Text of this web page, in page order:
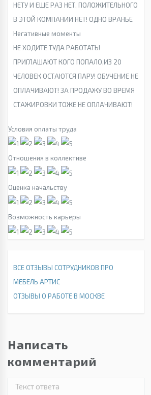
НЕТУ И ЕЩЕ РАЗ НЕТ, ПОЛОЖИТЕЛЬНОГО
В ЭТОЙ КОМПАНИИ НЕТ! ОДНО ВРАНЬЕ
Негативные моменты
НЕ ХОДИТЕ ТУДА РАБОТАТЬ!
ПРИГЛАШАЮТ КОГО ПОПАЛО,ИЗ 20
ЧЕЛОВЕК ОСТАЮТСЯ ПАРУ! ОБУЧЕНИЕ НЕ
ОПЛАЧИВАЮТ! ЗА ПРОДАЖУ ВО ВРЕМЯ
СТАЖИРОВКИ ТОЖЕ НЕ ОПЛАЧИВАЮТ!
Условия оплаты труда
Отношения в коллективе
Оценка начальству
Возможность карьеры
ВСЕ ОТЗЫВЫ СОТРУДНИКОВ ПРО
МЕБЕЛЬ АРТИС
ОТЗЫВЫ О РАБОТЕ В МОСКВЕ
Написать
комментарий